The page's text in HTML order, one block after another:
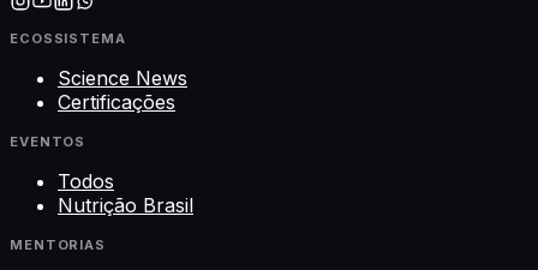
ECOSSISTEMA
Science News
Certificações
EVENTOS
Todos
Nutrição Brasil
MENTORIAS